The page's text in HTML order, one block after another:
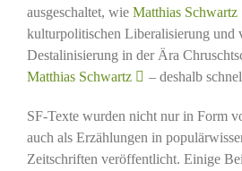
ausgeschaltet, wie Matthias Schwartz
kulturpolitischen Liberalisierung und
Destalinisierung in der Ära
Matthias Schwartz
– deshalb
SF-Texte wurden nicht nur in Form
auch als Erzählungen in
Zeitschriften veröffentlicht. Einige